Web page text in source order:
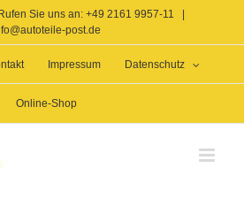
Sie uns an: +49 2161 9957-11
post.de
Impressum Datenschutz
Online-Shop